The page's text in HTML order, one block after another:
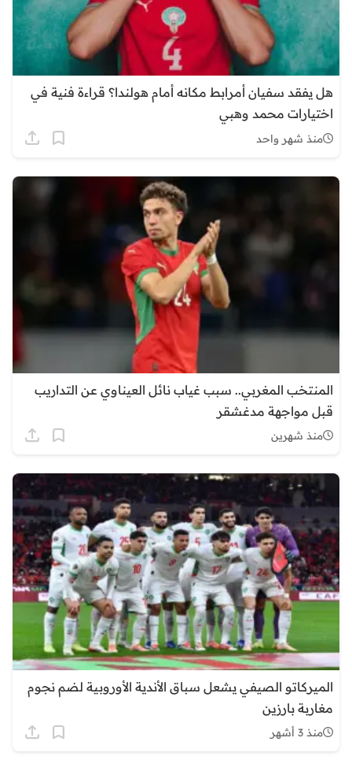
هل يفقد سفيان أمرابط مكانه أمام هولندا؟ قراءة فنية في
اختيارات محمد وهبي
منذ شهر واحد
المنتخب المغربي.. سبب غياب نائل العيناوي عن التداريب
قبل مواجهة مدغشقر
منذ شهرين
الميركاتو الصيفي يشعل سباق الأندية الأوروبية لضم نجوم
مغاربة بارزين
منذ 3 أشهر